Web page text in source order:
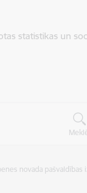
statistikas un
novada